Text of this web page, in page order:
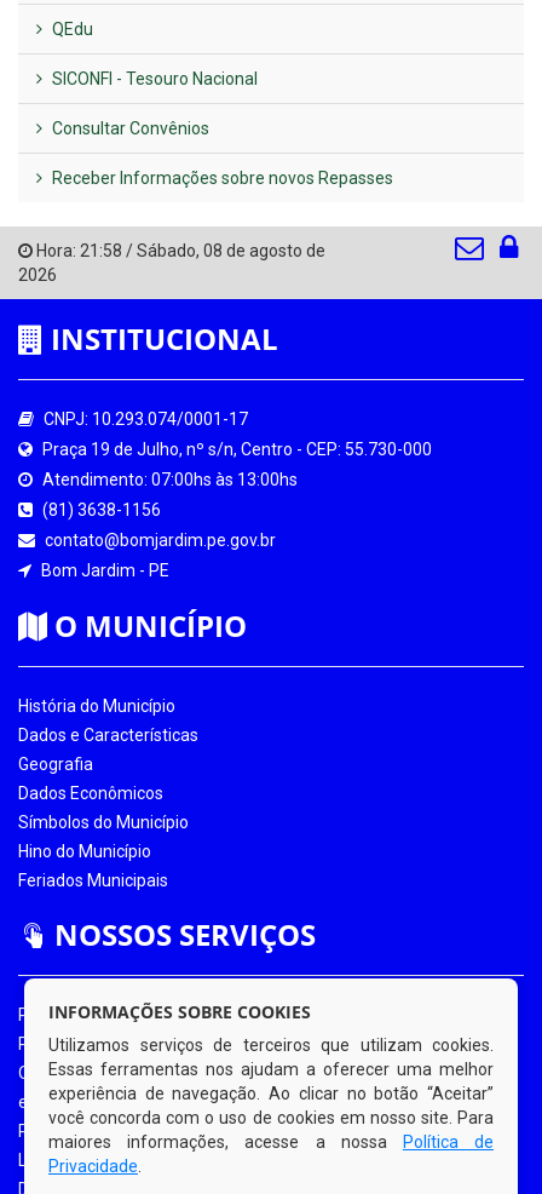
QEdu
SICONFI - Tesouro Nacional
Consultar Convênios
Receber Informações sobre novos Repasses
Hora: 21:58 /Sábado, 08 de agosto de
2026
INSTITUCIONAL
CNPJ: 10.293.074/0001-17
Praça 19 de Julho, nº s/n, Centro - CEP: 55.730-000
Atendimento: 07:00hs às 13:00hs
(81) 3638-1156
contato@bomjardim.pe.gov.br
Bom Jardim - PE
O MUNICÍPIO
História do Município
Dados e Características
Geografia
Dados Econômicos
Símbolos do Município
Hino do Município
Feriados Municipais
NOSSOS SERVIÇOS
Portal da Transparência
Portal da Transparência COVID-19
Ouvidoria Eletrônica
e-SIC
Processos de Licitação
Licitações em Andamento
Diário Oficial
INFORMAÇÕES SOBRE COOKIES
Utilizamos serviços de terceiros que utilizam cookies.
Essas ferramentas nos ajudam a oferecer uma melhor
experiência de navegação. Ao clicar no botão “Aceitar”
você concorda com o uso de cookies em nosso site. Para
maiores informações, acesse a nossa
Política de
Privacidade